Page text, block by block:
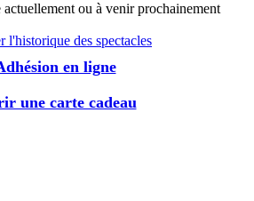
ou à venir prochainement
l'historique des spectacles
en ligne
une carte cadeau